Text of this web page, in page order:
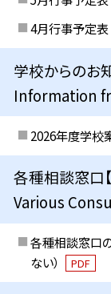
4月行事予定表
学校からのお
Information
2026年度学校
各種相談窓口
Various
各種相談窓口
ない）
PDF